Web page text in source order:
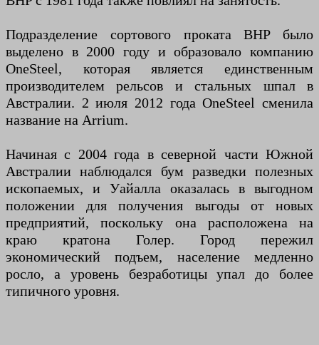
Подразделение сортового проката BHP было
выделено в 2000 году и образовало компанию
OneSteel, которая является единственным
производителем рельсов и стальных шпал в
Австралии. 2 июля 2012 года OneSteel сменила
название на Arrium.
Начиная с 2004 года в северной части Южной
Австралии наблюдался бум разведки полезных
ископаемых, и Уайалла оказалась в выгодном
положении для получения выгоды от новых
предприятий, поскольку она расположена на
краю кратона Голер. Город пережил
экономический подъем, население медленно
росло, а уровень безработицы упал до более
типичного уровня.